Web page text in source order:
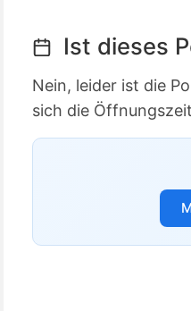
Ist dieses
Nein, leider ist die
sich die